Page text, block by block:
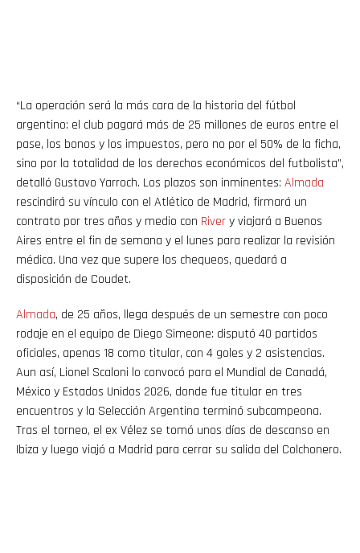
“La operación será la más cara de la historia del fútbol
argentino: el club pagará más de 25 millones de euros entre el
pase, los bonos y los impuestos, pero no por el 50% de la ficha,
sino por la totalidad de los derechos económicos del futbolista”,
detalló Gustavo Yarroch. Los plazos son inminentes: Almada
rescindirá su vínculo con el Atlético de Madrid, firmará un
contrato por tres años y medio con Rivery viajará a Buenos
Aires entre el fin de semana y el lunes para realizar la revisión
médica. Una vez que supere los chequeos, quedará a
disposición de Coudet.
Almada, de 25 años, llega después de un semestre con poco
rodaje en el equipo de Diego Simeone: disputó 40 partidos
oficiales, apenas 18 como titular, con 4 goles y 2 asistencias.
Aun así, Lionel Scaloni lo convocó para el Mundial de Canadá,
México y Estados Unidos 2026, donde fue titular en tres
encuentros y la Selección Argentina terminó subcampeona.
Tras el torneo, el ex Vélez se tomó unos días de descanso en
Ibiza y luego viajó a Madrid para cerrar su salida del Colchonero.